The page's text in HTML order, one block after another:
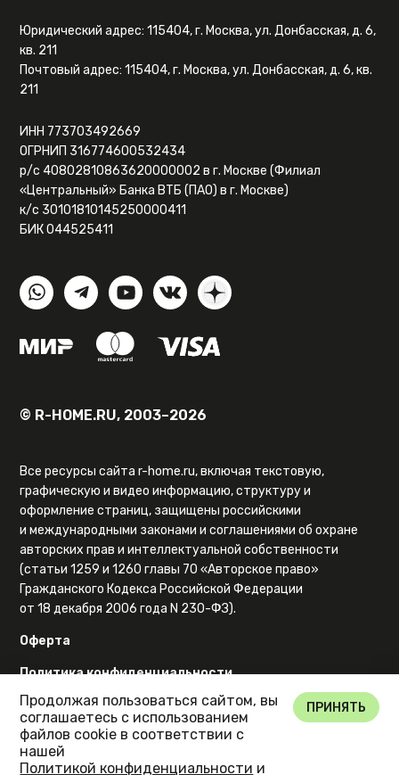
Юридический адрес: 115404, г. Москва, ул. Донбасская, д. 6,
кв. 211
Почтовый адрес: 115404, г. Москва, ул. Донбасская, д. 6, кв.
211
ИНН 773703492669
ОГРНИП 316774600532434
р/с 40802810863620000002 в г. Москве (Филиал
«Центральный» Банка ВТБ (ПАО) в г. Москве)
к/с 30101810145250000411
БИК 044525411
© R-HOME.RU, 2003–2026
Все ресурсы сайта r-home.ru, включая текстовую,
графическую и видео информацию, структуру и
оформление страниц, защищены российскими
и международными законами и соглашениями об охране
авторских прав и интеллектуальной собственности
(статьи 1259 и 1260 главы 70 «Авторское право»
Гражданского Кодекса Российской Федерации
от 18 декабря 2006 года N 230-ФЗ).
Оферта
Политика конфиденциальности
Карта сайта
Продолжая пользоваться сайтом, вы
соглашаетесь с использованием
файлов cookie в соответствии с
нашей
Политикой конфиденциальности и
ПРИНЯТЬ